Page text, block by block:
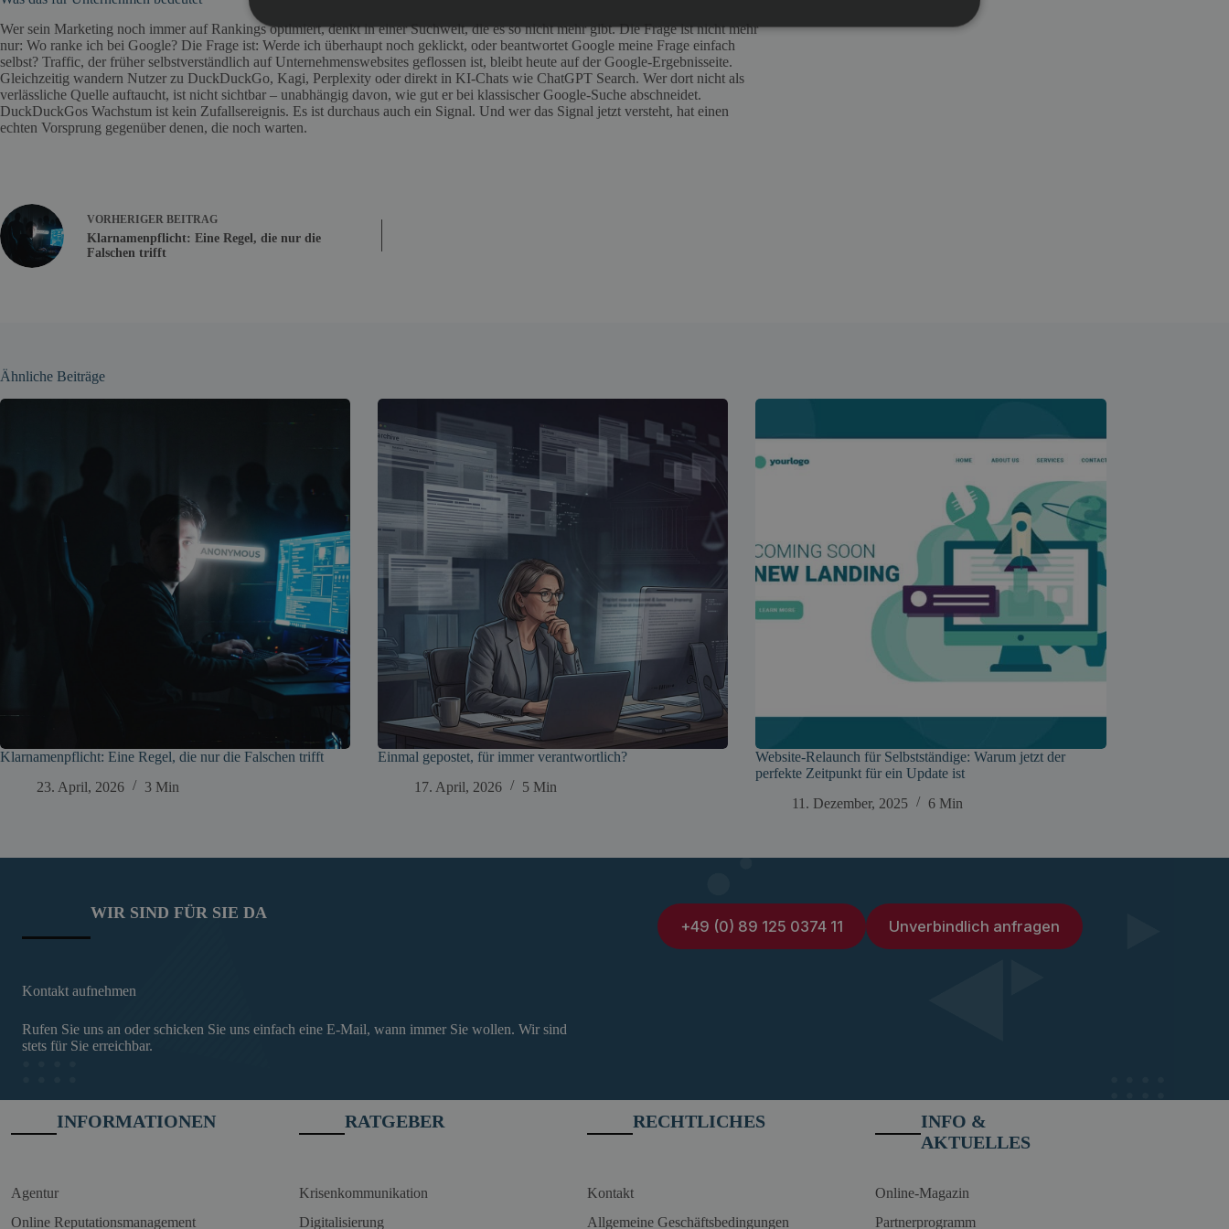
Wer sein Marketing noch immer auf Rankings optimiert, denkt in einer Suchwelt, die es so nicht mehr gibt. Die Frage ist nicht mehr
nur: Wo ranke ich bei Google? Die Frage ist: Werde ich überhaupt noch geklickt, oder beantwortet Google meine Frage einfach
selbst? Traffic, der früher selbstverständlich auf Unternehmenswebsites geflossen ist, bleibt heute auf der Google-Ergebnisseite.
Gleichzeitig wandern Nutzer zu DuckDuckGo, Kagi, Perplexity oder direkt in KI-Chats wie ChatGPT Search. Wer dort nicht als
verlässliche Quelle auftaucht, ist nicht sichtbar – unabhängig davon, wie gut er bei klassischer Google-Suche abschneidet.
DuckDuckGos Wachstum ist kein Zufallsereignis. Es ist durchaus auch ein Signal. Und wer das Signal jetzt versteht, hat einen
echten Vorsprung gegenüber denen, die noch warten.
VORHERIGER BEITRAG
Klarnamenpflicht: Eine Regel, die nur die
Falschen trifft
Ähnliche Beiträge
Klarnamenpflicht: Eine Regel, die nur die Falschen trifft
23. April, 2026
3 Min
Einmal gepostet, für immer verantwortlich?
17. April, 2026
5 Min
Website-Relaunch für Selbstständige: Warum jetzt der
perfekte Zeitpunkt für ein Update ist
11. Dezember, 2025
6 Min
WIR SIND FÜR SIE DA
Kontakt aufnehmen
Rufen Sie uns an oder schicken Sie uns einfach eine E-Mail, wann immer Sie wollen. Wir sind
stets für Sie erreichbar.
+49 (0) 89 125 0374 11 Unverbindlich anfragen
INFORMATIONEN
Agentur
Online Reputationsmanagement
RATGEBER
Krisenkommunikation
Digitalisierung
RECHTLICHES
Kontakt
Allgemeine Geschäftsbedingungen
INFO &
AKTUELLES
Online-Magazin
Partnerprogramm